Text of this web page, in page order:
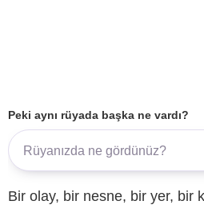
Peki aynı rüyada başka ne vardı?
Bir olay, bir nesne, bir yer, bir